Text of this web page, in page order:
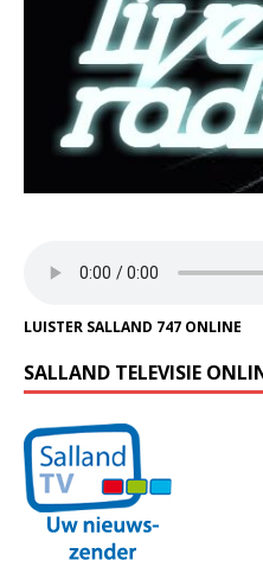
LUISTER SALLAND 747 ONLINE
SALLAND TELEVISIE